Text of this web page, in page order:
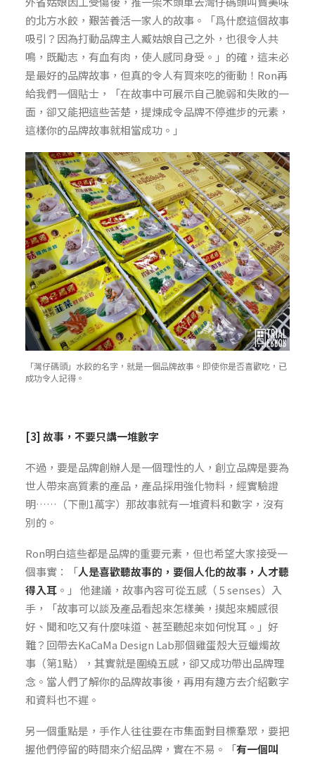
的北方水餃，艱苦養活一家人的故事。「爲什麽這個故事
吸引？因為打動品牌主人臧姑娘自己之外，也很令人共
鳴，既勵志，有血有肉，使人感同身受。」的確，這未必
是最好的品牌故事，但真的令人有買來吃的衝動！Ron再
給我們一個貼士，「在故事中可展示自己脆弱和失敗的一
面，卻又能把這些苦楚，提煉成令品牌不停進步的元素，
這樣你的品牌故事就相當成功。」
「灣仔碼頭」水餃的名字，就是一個品牌故事。即使你是否喜歡吃，已
成功令人記得。
[3] 故事，不要只講一堆數字
不過，要是品牌創辦人是一個理性的人，創立品牌是要為
世人帶來高質素的產品，產品採用強化物料，經實驗證
明……（下刪1萬字）那故事就有一堆資料和數字，沒有
別的。
Ron明白這些都是品牌的重要元素，但也希望大家接受一
個事實：「人是喜歡聽故事的，要個人化的故事，人才聽
得入耳 。」 他建議，故事內容可從五感（ 5 senses）入
手，「故事可以談及產品看起來怎樣美，摸起來觸感很
好、聞和吃又有什麼味道、甚至聽起來如何悅耳。」好
難？回帶去KaCaMa Design Lab那個雞蛋殼大豆蠟燭故
事（第1點），其實就是圍繞五感，卻又成功帶出品牌理
念。當人們了解你的品牌故事後，再用有趣方去介紹數字
和資料也不遲。
另一個重點是，手作人往往要在市集面對目標羣眾，要把
握他們停留的時間來介紹品牌，實在不易。「有一個叫